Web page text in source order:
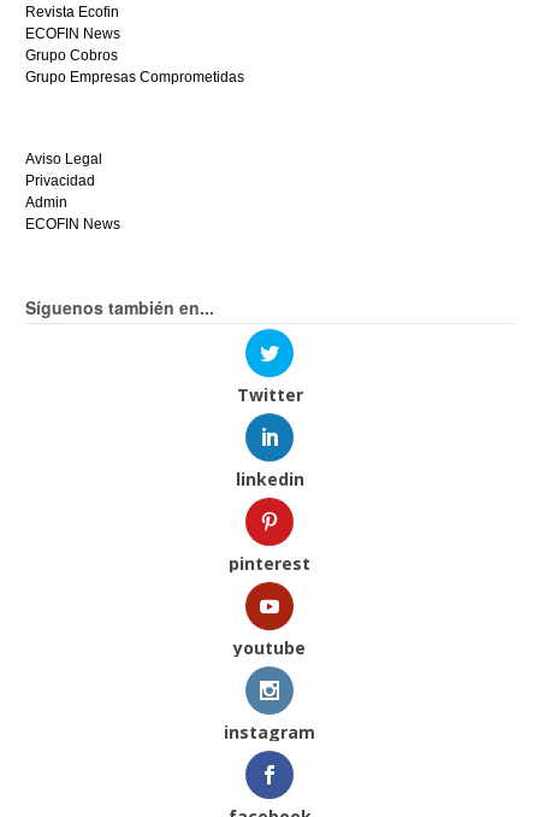
Revista Ecofin
ECOFIN News
Grupo Cobros
Grupo Empresas Comprometidas
Aviso Legal
Privacidad
Admin
ECOFIN News
Síguenos también en...
Twitter
linkedin
pinterest
youtube
instagram